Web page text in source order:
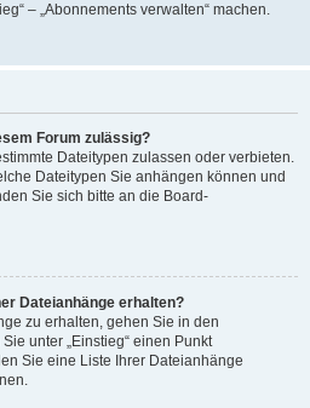
– „Abonnements verwalten“ machen.
Forum zulässig?
Dateitypen zulassen oder verbieten.
Dateitypen Sie anhängen können und
Sie sich bitte an die Board-
Dateianhänge erhalten?
zu erhalten, gehen Sie in den
unter „Einstieg“ einen Punkt
Sie eine Liste Ihrer Dateianhänge